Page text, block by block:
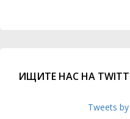
ИЩИТЕ НАС НА
Tweets